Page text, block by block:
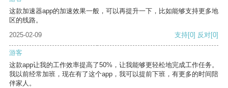
这款加速器app的加速效果一般，可以再提升一下，比如能够支持更多地
区的线路。
2025-02-09
支持[0] 反对[0]
游客
这款app让我的工作效率提高了50%，让我能够更轻松地完成工作任务。
我以前经常加班，现在有了这个app，我可以提前下班，有更多的时间陪
伴家人。